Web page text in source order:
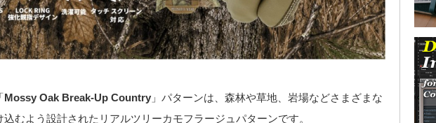
Mossy Oak Break-Up Country 」パターンは、森林や草地、岩場などさまざまな
込むよう設計されたリアルツリーカモフラージュパターンです。